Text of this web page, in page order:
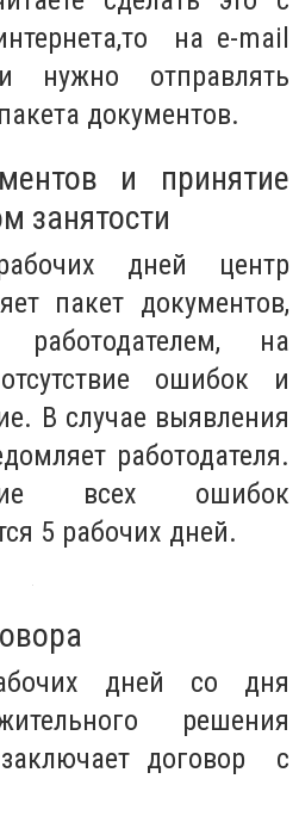
на e-mail
нужно отправлять
документов.
и принятие
занятости
дней центр
пакет документов,
работодателем, на
ошибок и
В случае выявления
работодателя.
всех ошибок
5 рабочих дней.
дней со дня
решения
договор с